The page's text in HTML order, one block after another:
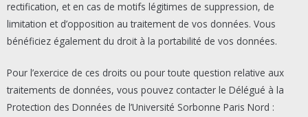
rectification, et en cas de motifs légitimes de suppression, de
limitation et d’opposition au traitement de vos données. Vous
bénéficiez également du droit à la portabilité de vos données.
Pour l’exercice de ces droits ou pour toute question relative aux
traitements de données, vous pouvez contacter le Délégué à la
Protection des Données de l’Université Sorbonne Paris Nord :